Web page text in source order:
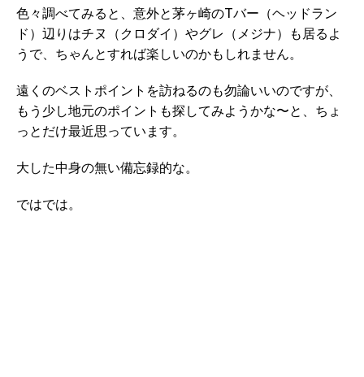
色々調べてみると、意外と茅ヶ崎のTバー（ヘッドラン
ド）辺りはチヌ（クロダイ）やグレ（メジナ）も居るよ
うで、ちゃんとすれば楽しいのかもしれません。
遠くのベストポイントを訪ねるのも勿論いいのですが、
もう少し地元のポイントも探してみようかな〜と、ちょ
っとだけ最近思っています。
大した中身の無い備忘録的な。
ではでは。